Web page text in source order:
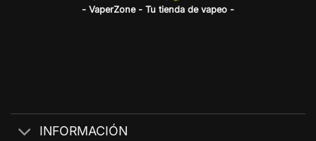
- VaperZone - Tu tienda de vapeo -
INFORMACIÓN